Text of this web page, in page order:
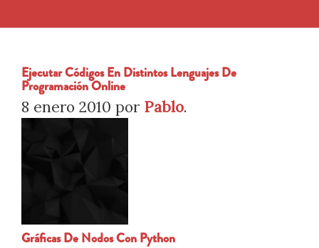
Ejecutar Códigos En Distintos Lenguajes De
Programación Online
8 enero 2010 por Pablo.
Gráficas De Nodos Con Python